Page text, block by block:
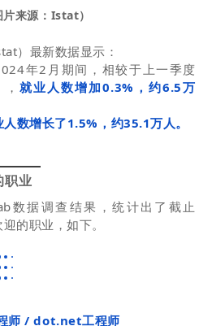
片来源：Istat）
）最新数据显示：
年2月期间，相较于上一季度
就业人数增加0.3%，约6.5万
人数增长了1.5%，约35.1万人。
职业
数据调查结果，统计出了截止
的职业，如下。
师 / dot.net工程师